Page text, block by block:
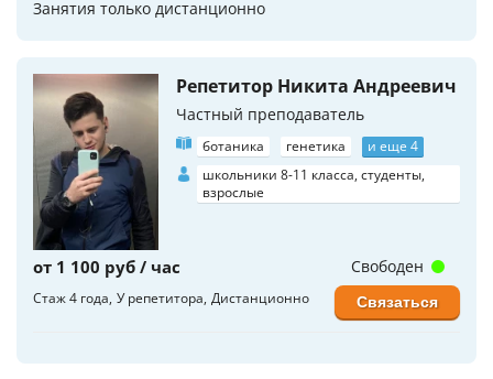
Занятия только дистанционно
Репетитор Никита Андреевич
Частный преподаватель
ботаника генетика
и еще 4
школьники 8-11 класса, студенты,
взрослые
от 1 100 руб / час
Стаж 4 года У репетитора Дистанционно
Свободен
Связаться